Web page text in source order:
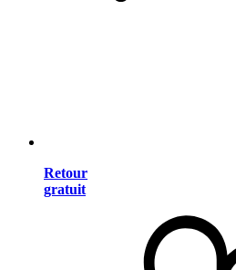
Retour
gratuit